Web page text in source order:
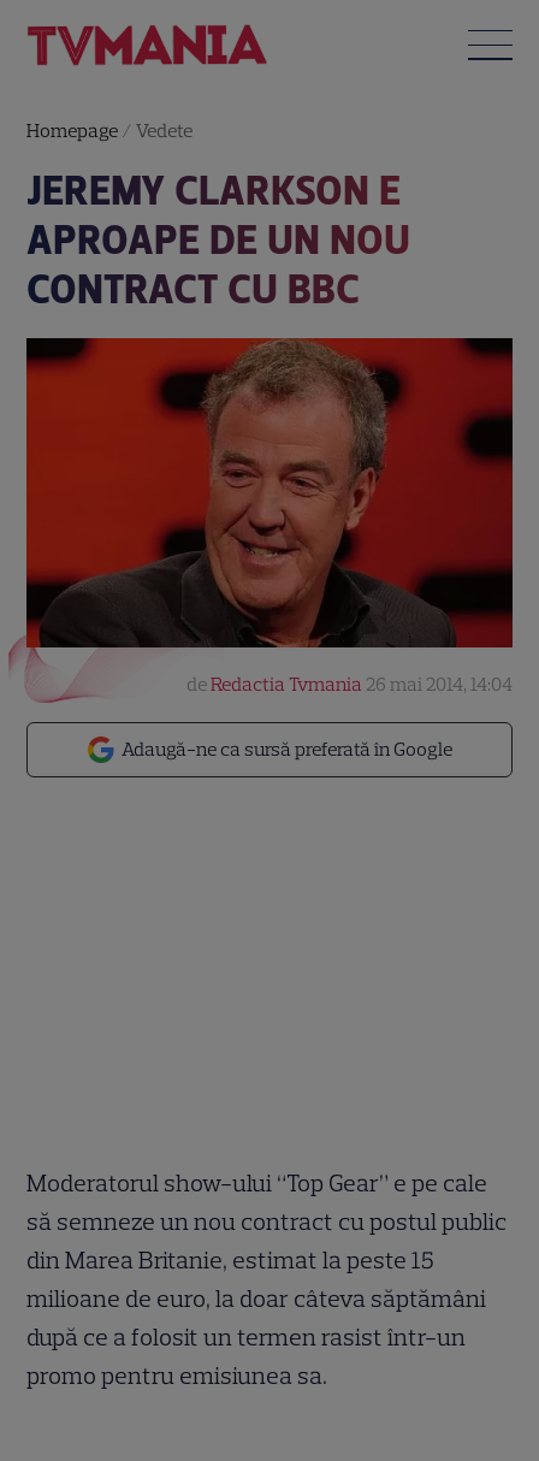
Homepage /Vedete
JEREMY CLARKSON E
APROAPE DE UN NOU
CONTRACT CU BBC
Adaugă-ne ca sursă preferată în Google
deRedactia Tvmania 26 mai 2014, 14:04
Moderatorul show-ului “Top Gear” e pe cale
să semneze un nou contract cu postul public
din Marea Britanie, estimat la peste 15
milioane de euro, la doar câteva săptămâni
după ce a folosit un termen rasist într-un
promo pentru emisiunea sa.